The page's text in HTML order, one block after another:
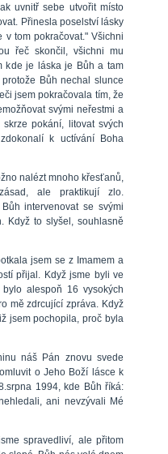
uvnitř sebe utvořit místo
Přinesla poselství lásky
tom pokračovat." Všichni
řeč skončil, všichni mu
kde je láska je Bůh a tam
Bůh nechal slunce
jsem pokračovala tím, že
svými neřestmi a
pokání, litovat svých
k uctívání Boha
nalézt mnoho křesťanů,
ale praktikují zlo.
intervenovat se svými
Když to slyšel, souhlasně
jsem se z Imamem a
přijal. Když jsme byli ve
alespoň 16 vysokých
mě zdrcující zpráva. Když
jsem pochopila, proč byla
náš Pán znovu svede
o Jeho Boží lásce k
1994, kde Bůh říká:
ani nevzývali Mé
spravedliví, ale přitom